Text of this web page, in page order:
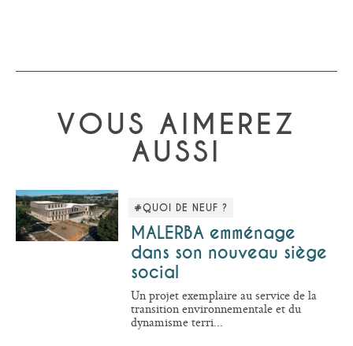
VOUS AIMEREZ
AUSSI
#QUOI DE NEUF ?
MALERBA emménage
dans son nouveau siège
social
Un projet exemplaire au service de la
transition environnementale et du
dynamisme terri...